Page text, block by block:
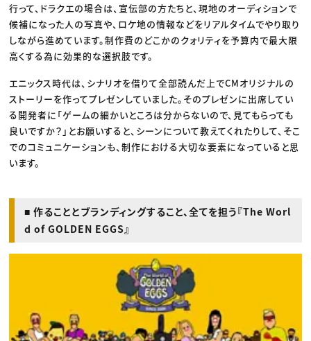
行って、ドラクエの場合は、宣伝部の方たちと、現地のオーディションで
候補になった人の写真や、ロケ地の情報などをリアルタイムでやり取り
しながら進めています。制作費のどこかのクォリティを予算内で最大限
高くする為に効果的な選択肢です。
エニックス時代は、シナリオを借りて全部読んだ上でCMオリジナルの
ストーリーを作ってプレゼンしていました。そのプレゼンに出席してい
る開発者に「ゲームの細かいところは分からないので、見てもらっても
良いですか？」とお願いすると、シーンについて教えてくれたりして、そこ
でのコミュニケーションも、制作における大切な要素になっていると思
います。
■ 作ることとブランディングすること、全てを担う『The Worl
d of GOLDEN EGGS』